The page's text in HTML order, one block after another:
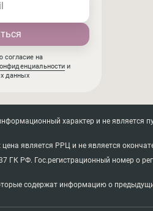
согласие на
и
данных
характер и не является
цена является РРЦ и не является
ГК РФ. Гос.регистрационный номер о
содержат информацию о